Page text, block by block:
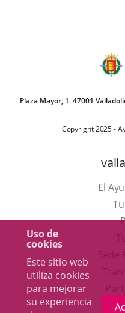
Uso de
cookies
Este sitio web
utiliza cookies
para mejorar
su experiencia
Plaza Mayor, 1. 47001
Copyright 2025 -
El